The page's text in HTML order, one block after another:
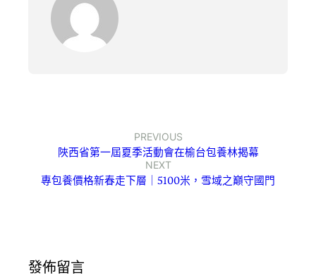
PREVIOUS
陜西省第一屆夏季活動會在榆台包養林揭幕
NEXT
專包養價格新春走下層｜5100米，雪域之巔守國門
發佈留言